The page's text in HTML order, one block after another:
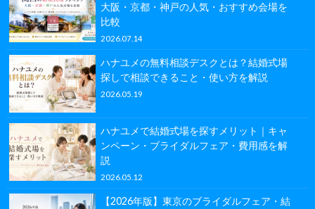
大阪・京都・神戸の人気・おすすめ会場を
比較
2026.07.14
ハナユメの無料相談デスクとは？結婚式場
探しで相談できること・使い方を解説
2026.05.19
ハナユメで結婚式場を探すメリット｜キャ
ンペーン・ブライダルフェア・費用感を解
説
2026.05.12
【2026年版】東京のブライダルフェア・結